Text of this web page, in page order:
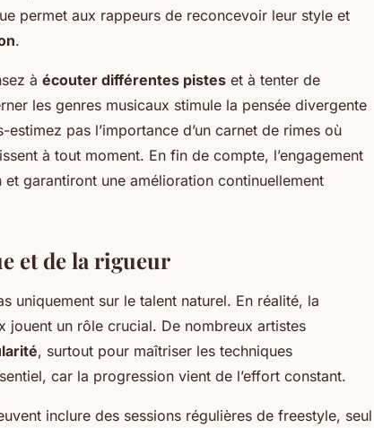
permet aux rappeurs de reconcevoir leur style et
.
à écouter différentes pistes et à tenter de
les genres musicaux stimule la pensée divergente
estimez pas l’importance d’un carnet de rimes où
à tout moment. En fin de compte, l’engagement
garantiront une amélioration continuellement
et de la rigueur
uniquement sur le talent naturel. En réalité, la
jouent un rôle crucial. De nombreux artistes
, surtout pour maîtriser les techniques
car la progression vient de l’effort constant.
inclure des sessions régulières de freestyle, seul